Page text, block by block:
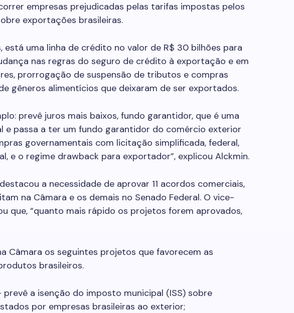
empresas prejudicadas pelas tarifas impostas pelos
exportações brasileiras.
está uma linha de crédito no valor de R$ 30 bilhões para
nas regras do seguro de crédito à exportação e em
prorrogação de suspensão de tributos e compras
gêneros alimentícios que deixaram de ser exportados.
prevê juros mais baixos, fundo garantidor, que é uma
e passa a ter um fundo garantidor do comércio exterior
governamentais com licitação simplificada, federal,
e o regime drawback para exportador”, explicou Alckmin.
a necessidade de aprovar 11 acordos comerciais,
na Câmara e os demais no Senado Federal. O vice-
que, “quanto mais rápido os projetos forem aprovados,
Câmara os seguintes projetos que favorecem as
brasileiros.
prevê a isenção do imposto municipal (ISS) sobre
por empresas brasileiras ao exterior;